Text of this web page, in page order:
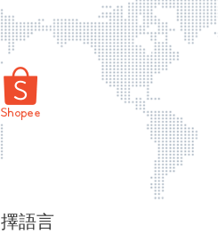
無法顯示
語言